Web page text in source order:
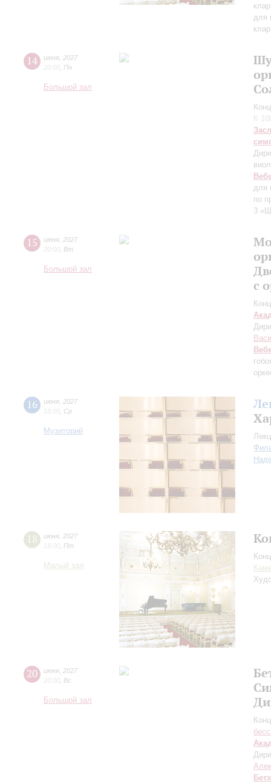
для
14 июня 2027
20:00 Пн
Большой зал
К
для
по
3
15 июня 2027
20:00 Вт
Большой зал
с
16 июня 2027
18:00 Ср
Музиторий
18 июня 2027
19:00 Пт
Малый зал
20 июня 2027
20:00 Вс
Большой зал